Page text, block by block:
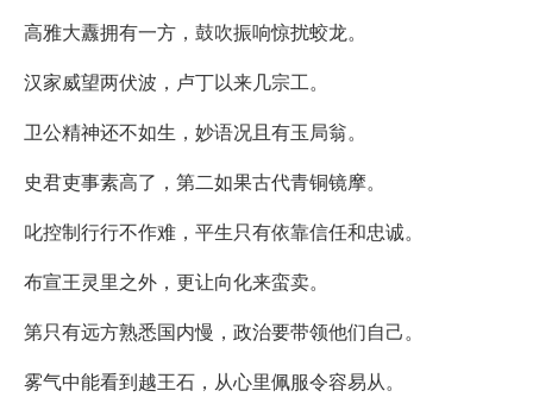
高雅大纛拥有一方，鼓吹振响惊扰蛟龙。
汉家威望两伏波，卢丁以来几宗工。
卫公精神还不如生，妙语况且有玉局翁。
史君吏事素高了，第二如果古代青铜镜摩。
叱控制行行不作难，平生只有依靠信任和忠诚。
布宣王灵里之外，更让向化来蛮卖。
第只有远方熟悉国内慢，政治要带领他们自己。
雾气中能看到越王石，从心里佩服令容易从。